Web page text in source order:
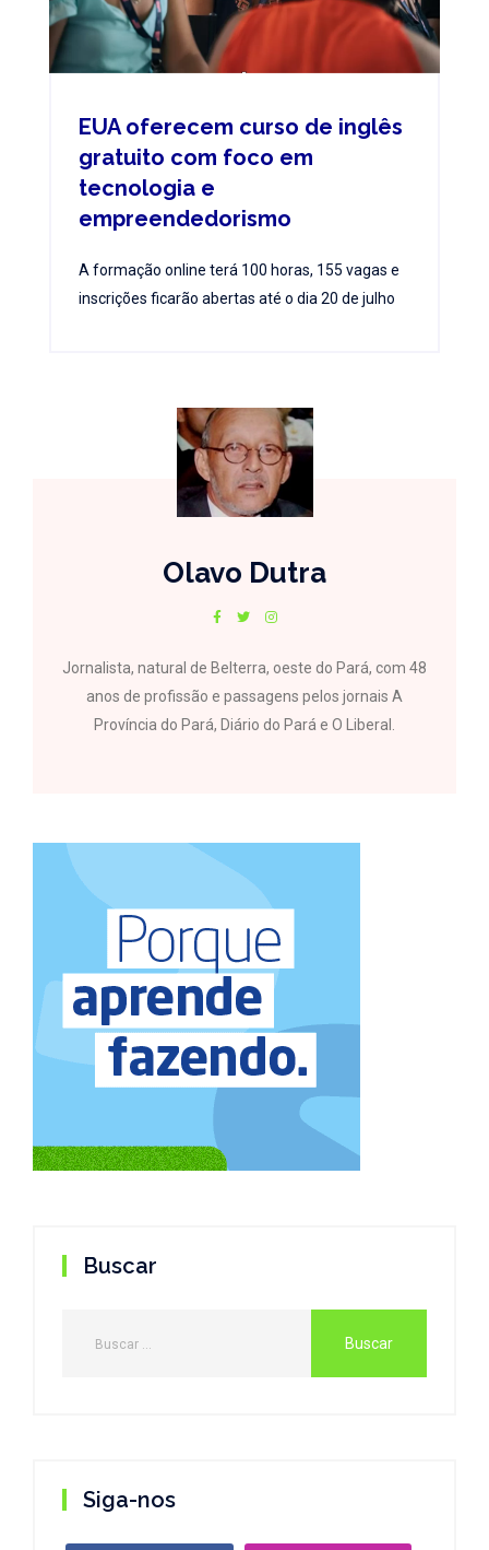
EUA oferecem curso de inglês
gratuito com foco em
tecnologia e
empreendedorismo
A formação online terá 100 horas, 155 vagas e
inscrições ficarão abertas até o dia 20 de julho
Olavo Dutra
Jornalista, natural de Belterra, oeste do Pará, com 48
anos de profissão e passagens pelos jornais A
Província do Pará, Diário do Pará e O Liberal.
Buscar
Siga-nos